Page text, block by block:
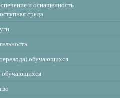
и оснащенность
среда
обучающихся
обучающихся